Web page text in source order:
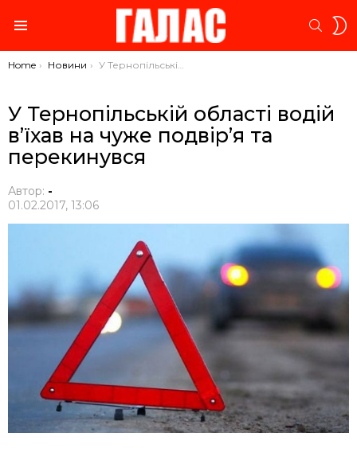
You are here:
Home Новини У Тернопільській області водій в’їхав на чуже подвір’я та перекинувся
У Тернопільській області водій
в’їхав на чуже подвір’я та
перекинувся
Автор: -
01.02.2017, 13:06